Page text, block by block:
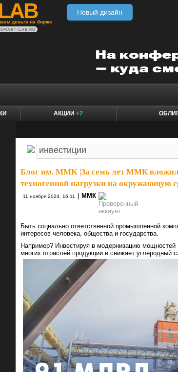
деньги на бирже
Новый дизайн
LAB.RU
АКЦИИ +7
Блог им. MMK За семь лет ММК
техногенной нагрузки на окружающую
11 ноября 2024, 16:11 ММК
Быть социально ответственной промышленной
интересов человека, общества и государства.
Например? Инвестируя в модернизацию
многих отраслей продукции и снижает углеродный